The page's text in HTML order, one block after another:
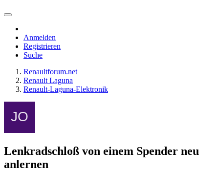
Anmelden
Registrieren
Suche
Renaultforum.net
Renault Laguna
Renault-Laguna-Elektronik
Lenkradschloß von einem Spender neu
anlernen